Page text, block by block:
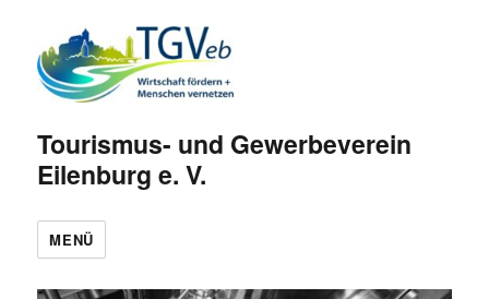
Tourismus- und Gewerbeverein
Eilenburg e. V.
MENÜ